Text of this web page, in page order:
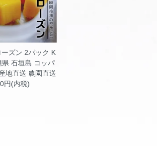
ズン 2パック K
県 石垣島 コッパ
地直送 農園直送
円(内税)